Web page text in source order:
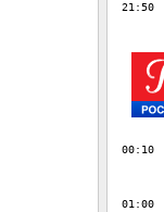
21:50
00:10
01:00